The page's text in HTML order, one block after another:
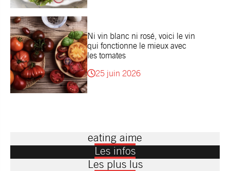
Ni vin blanc ni rosé, voici le vin
qui fonctionne le mieux avec
les tomates
25 juin 2026
eating aime
Les infos
Les plus lus